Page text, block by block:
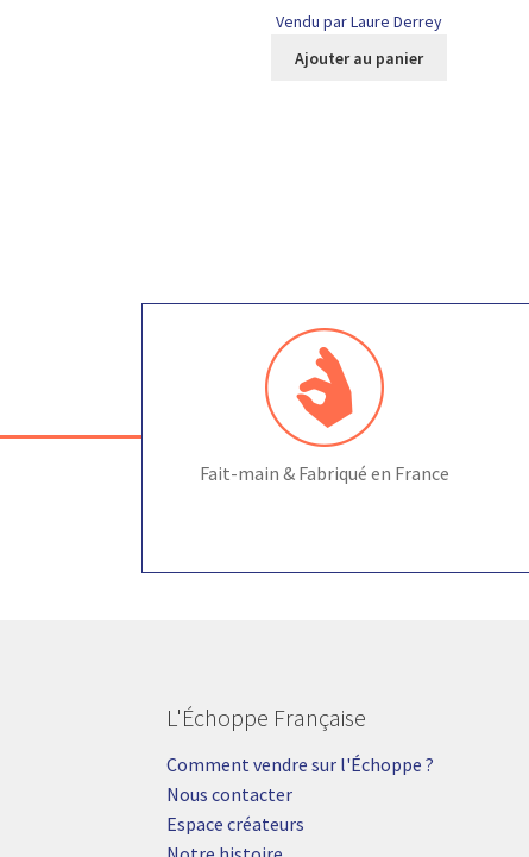
Vendu par Laure Derrey
Ajouter au panier
Fait-main & Fabriqué en France
L'Échoppe Française
Comment vendre sur l'Échoppe ?
Nous contacter
Espace créateurs